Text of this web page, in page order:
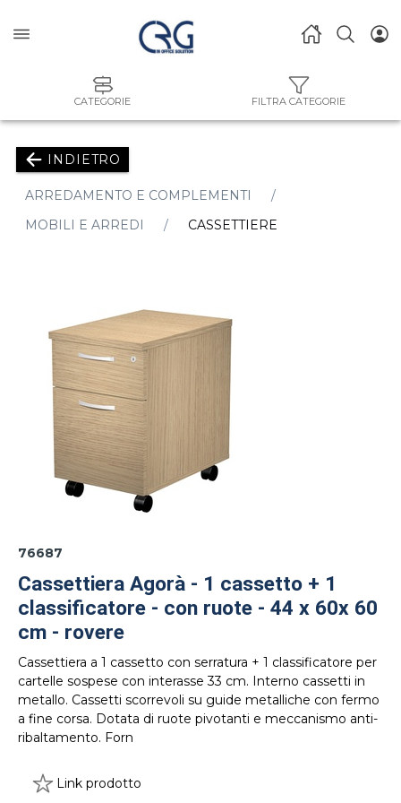
CATEGORIE FILTRA CATEGORIE
INDIETRO
ARREDAMENTO E COMPLEMENTI
MOBILI E ARREDI
CASSETTIERE
76687
Cassettiera Agorà - 1 cassetto + 1
classificatore - con ruote - 44 x 60x 60
cm - rovere
Cassettiera a 1 cassetto con serratura + 1 classificatore per
cartelle sospese con interasse 33 cm. Interno cassetti in
metallo. Cassetti scorrevoli su guide metalliche con fermo
a fine corsa. Dotata di ruote pivotanti e meccanismo anti-
ribaltamento. Forn
Link prodotto